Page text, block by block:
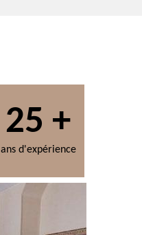
25 +
ans d'expérience